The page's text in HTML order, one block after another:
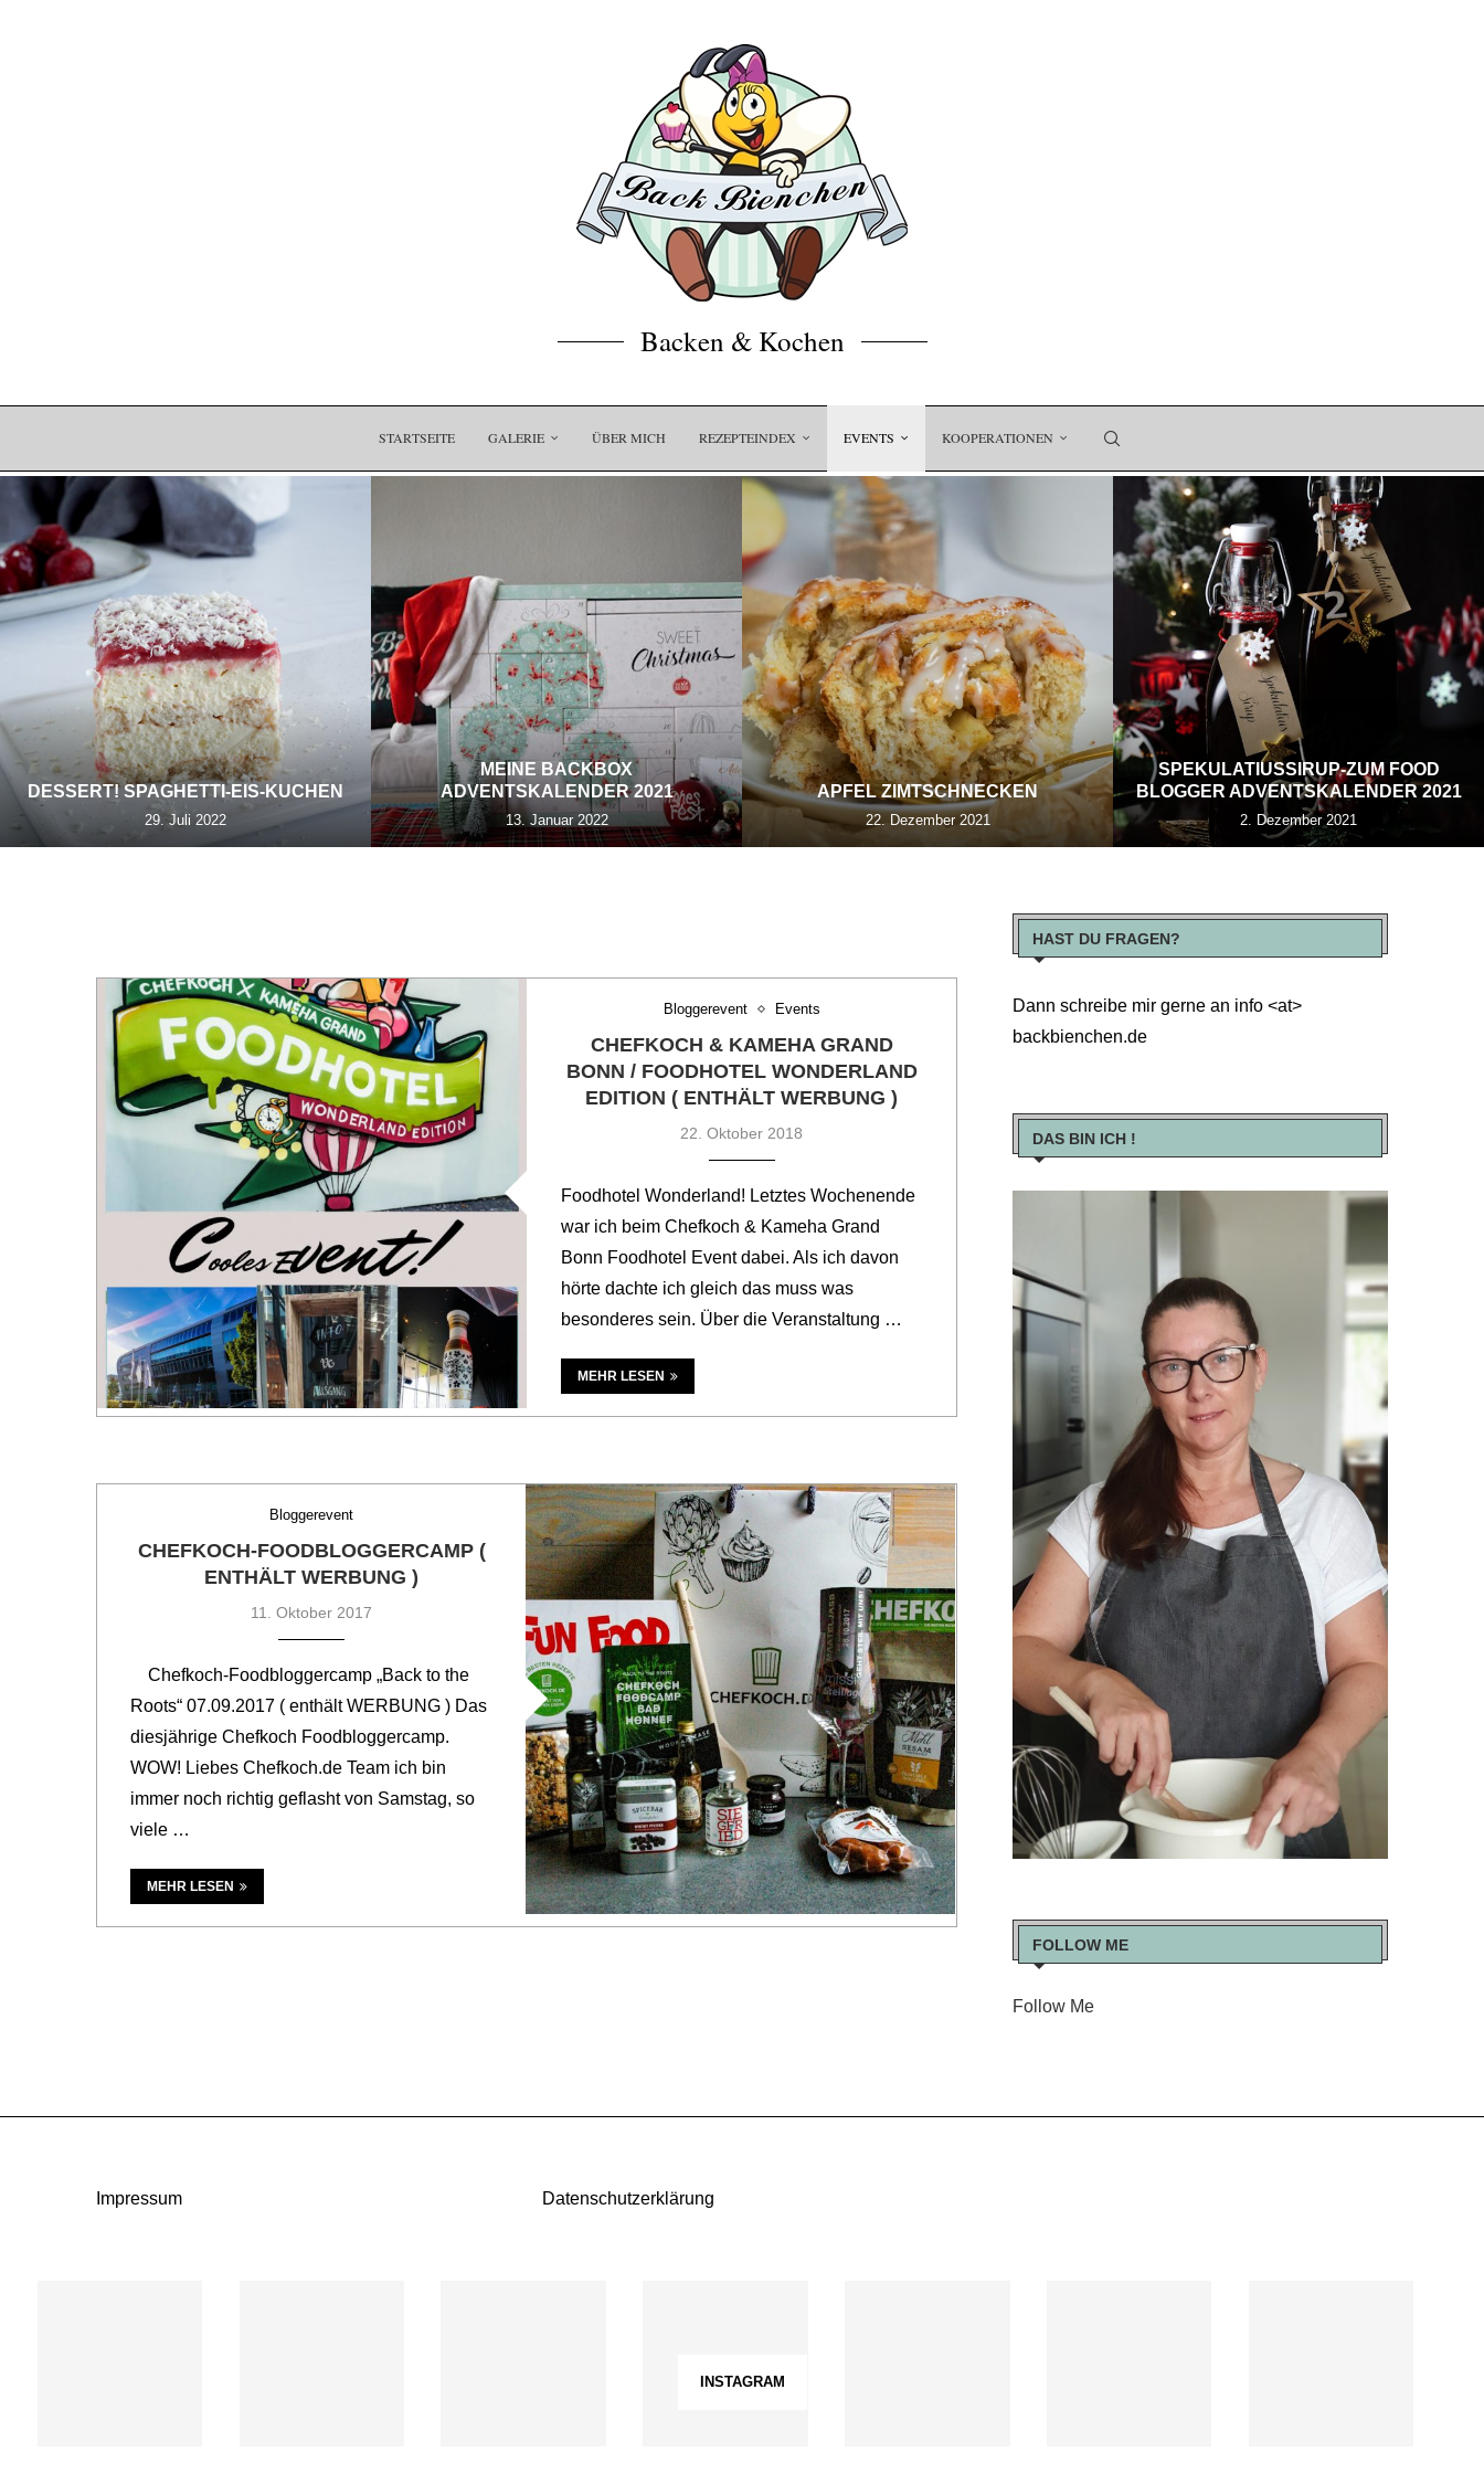
Backen & Kochen
STARTSEITE GALERIE ÜBER MICH REZEPTEINDEX EVENTS KOOPERATIONEN
DESSERT! SPAGHETTI-EIS-KUCHEN
29. Juli 2022
MEINE BACKBOX
ADVENTSKALENDER 2021
13. Januar 2022
APFEL ZIMTSCHNECKEN
22. Dezember 2021
SPEKULATIUSSIRUP-ZUM FOOD
BLOGGER ADVENTSKALENDER 2021
2. Dezember 2021
Bloggerevent Events
CHEFKOCH & KAMEHA GRAND
BONN / FOODHOTEL WONDERLAND
EDITION ( ENTHÄLT WERBUNG )
22. Oktober 2018
Foodhotel Wonderland! Letztes Wochenende
war ich beim Chefkoch & Kameha Grand
Bonn Foodhotel Event dabei. Als ich davon
hörte dachte ich gleich das muss was
besonderes sein. Über die Veranstaltung …
MEHR LESEN
Bloggerevent
CHEFKOCH-FOODBLOGGERCAMP (
ENTHÄLT WERBUNG )
11. Oktober 2017
Chefkoch-Foodbloggercamp „Back to the
Roots“ 07.09.2017 ( enthält WERBUNG ) Das
diesjährige Chefkoch Foodbloggercamp.
WOW! Liebes Chefkoch.de Team ich bin
immer noch richtig geflasht von Samstag, so
viele …
MEHR LESEN
HAST DU FRAGEN?
Dann schreibe mir gerne an info <at>
backbienchen.de
DAS BIN ICH !
FOLLOW ME
Follow Me
Impressum Datenschutzerklärung
INSTAGRAM